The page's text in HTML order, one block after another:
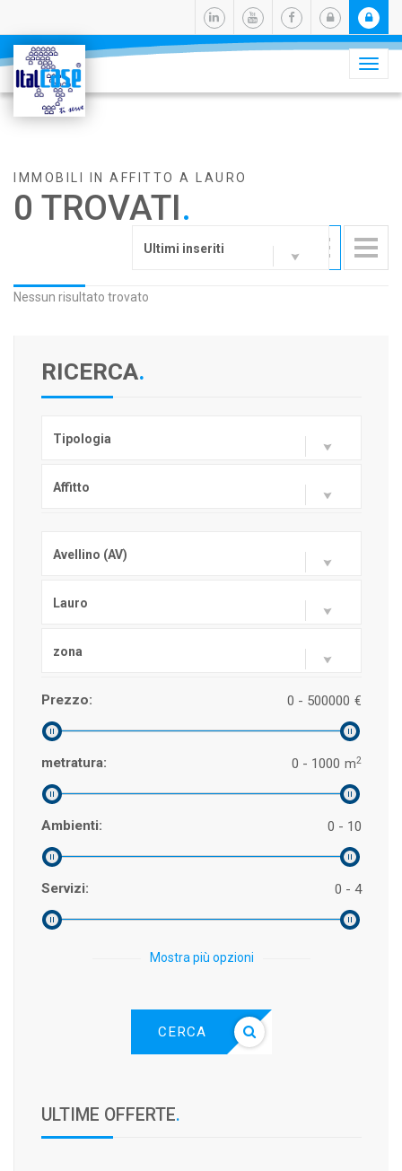
IMMOBILI IN AFFITTO A LAURO
0 TROVATI.
Ultimi inseriti
Nessun risultato trovato
RICERCA.
Tipologia
Affitto
Avellino (AV)
Lauro
zona
Prezzo: €
0 - 500000
metratura: m2
0 - 1000
Ambienti: 0 - 10
Servizi: 0 - 4
Mostra più opzioni
CERCA
ULTIME OFFERTE.